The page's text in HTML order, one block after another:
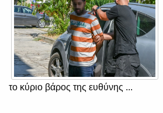
το κύριο βάρος της ευθύνης ...